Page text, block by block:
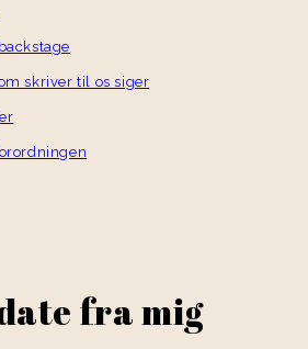
skriver til os siger
fra mig